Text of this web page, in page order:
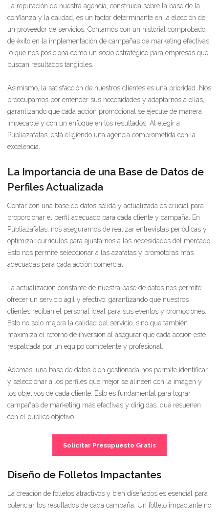
La reputación de nuestra agencia, construida sobre la base de la
confianza y la calidad, es un factor determinante en la elección de
un proveedor de servicios. Contamos con un historial comprobado
de éxito en la implementación de campañas de marketing efectivas,
lo que nos posiciona como un socio estratégico para empresas que
buscan resultados tangibles.
Asimismo, la satisfacción de nuestros clientes es una prioridad. Nos
preocupamos por entender sus necesidades y adaptarnos a ellas,
garantizando que cada acción promocional se ejecute de manera
impecable y con un enfoque en los resultados. Al elegir a
Publiazafatas, está eligiendo una agencia comprometida con la
excelencia.
La Importancia de una Base de Datos de
Perfiles Actualizada
Contar con una base de datos sólida y actualizada es crucial para
proporcionar el perfil adecuado para cada cliente y campaña. En
Publiazafatas, nos aseguramos de realizar entrevistas periódicas y
optimizar currículos para ajustarnos a las necesidades del mercado.
Esto nos permite seleccionar a las azafatas y promotoras más
adecuadas para cada acción comercial.
La actualización constante de nuestra base de datos nos permite
ofrecer un servicio ágil y efectivo, garantizando que nuestros
clientes reciban el personal ideal para sus eventos y promociones.
Esto no solo mejora la calidad del servicio, sino que también
maximiza el retorno de inversión al asegurar que cada acción esté
respaldada por un equipo competente y profesional.
Además, una base de datos bien gestionada nos permite identificar
y seleccionar a los perfiles que mejor se alineen con la imagen y
los objetivos de cada cliente. Esto es fundamental para lograr
campañas de marketing más efectivas y dirigidas, que resuenen
con el público objetivo.
Solicitar Presupuesto Gratis
Diseño de Folletos Impactantes
La creación de folletos atractivos y bien diseñados es esencial para
potenciar los resultados de cada campaña. Un folleto impactante no